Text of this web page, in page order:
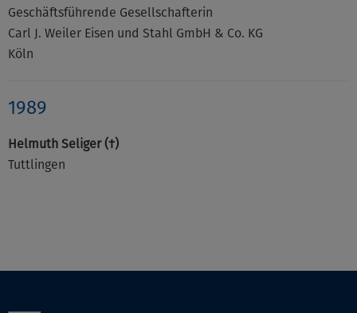
Geschäftsführende Gesellschafterin
Carl J. Weiler Eisen und Stahl GmbH & Co. KG
Köln
1989
Helmuth Seliger (†)
Tuttlingen